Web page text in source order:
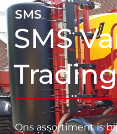
SMS
SMS
Trading
Ons assortiment is